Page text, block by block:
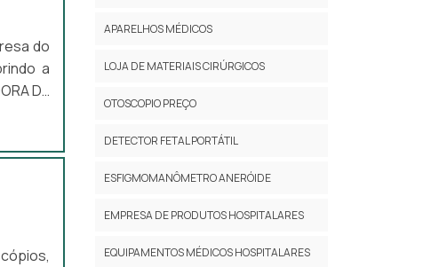
do
a
DE
à
APARELHOS MÉDICOS
LOJA DE MATERIAIS CIRÚRGICOS
OTOSCOPIO PREÇO
DETECTOR FETAL PORTÁTIL
ESFIGMOMANÔMETRO ANERÓIDE
EMPRESA DE PRODUTOS HOSPITALARES
EQUIPAMENTOS MÉDICOS HOSPITALARES